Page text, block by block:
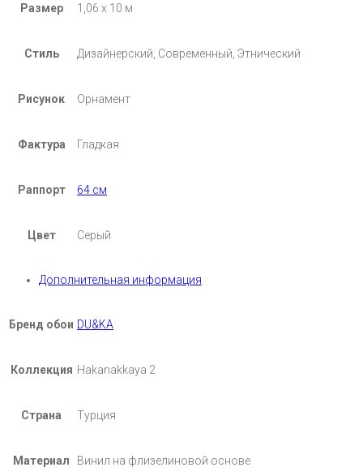
Размер 1,06 х 10 м
Стиль Дизайнерский, Современный, Этнический
Рисунок Орнамент
Фактура Гладкая
Раппорт 64 см
Цвет Серый
Дополнительная информация
Бренд обои DU&KA
Коллекция Hakanakkaya 2
Страна Турция
Материал Винил на флизелиновой основе